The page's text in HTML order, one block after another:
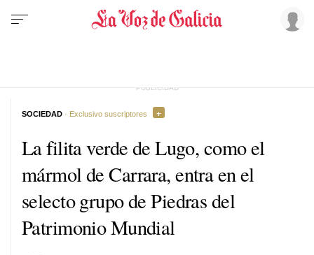
La filita verde de Lugo, como el
mármol de Carrara, entra en el
selecto grupo de Piedras del
Patrimonio Mundial
SOCIEDAD · Exclusivo suscriptores